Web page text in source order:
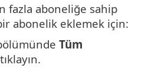
fazla aboneliğe sahip
abonelik eklemek için:
Tüm